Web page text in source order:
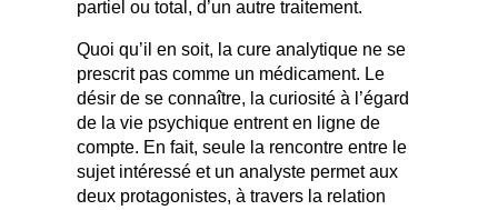
partiel ou total, d’un autre traitement.
Quoi qu’il en soit, la cure analytique ne se
prescrit pas comme un médicament. Le
désir de se connaître, la curiosité à l’égard
de la vie psychique entrent en ligne de
compte. En fait, seule la rencontre entre le
sujet intéressé et un analyste permet aux
deux protagonistes, à travers la relation